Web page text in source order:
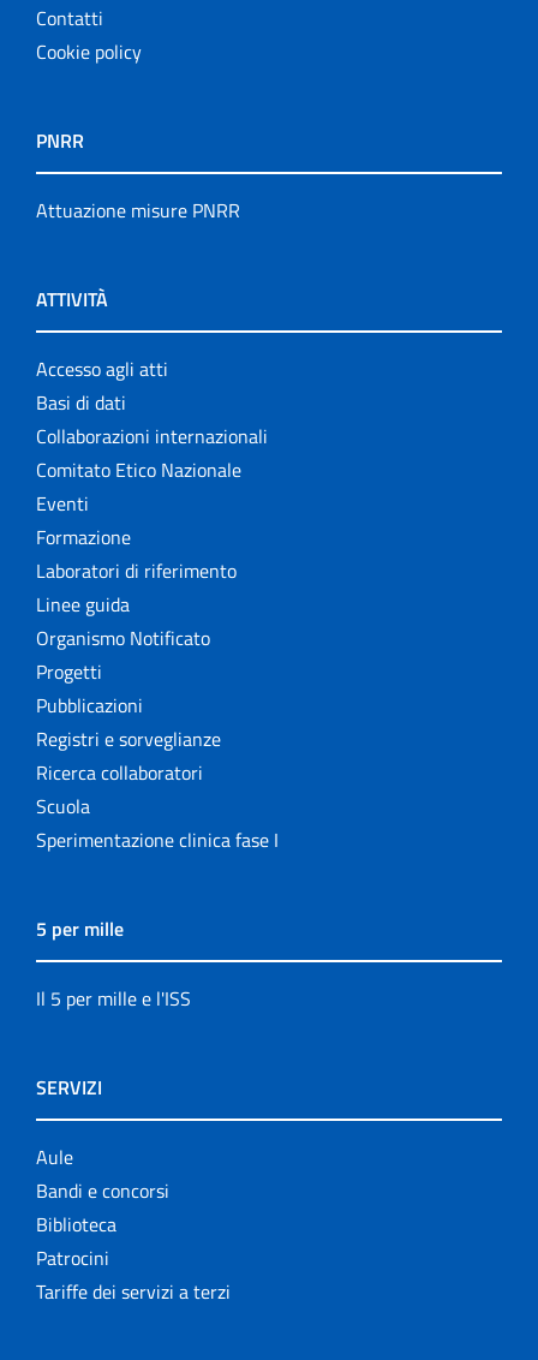
Contatti
Cookie policy
PNRR
Attuazione misure PNRR
ATTIVITÀ
Accesso agli atti
Basi di dati
Collaborazioni internazionali
Comitato Etico Nazionale
Eventi
Formazione
Laboratori di riferimento
Linee guida
Organismo Notificato
Progetti
Pubblicazioni
Registri e sorveglianze
Ricerca collaboratori
Scuola
Sperimentazione clinica fase I
5 per mille
Il 5 per mille e l'ISS
SERVIZI
Aule
Bandi e concorsi
Biblioteca
Patrocini
Tariffe dei servizi a terzi